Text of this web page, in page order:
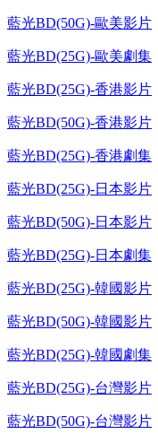
藍光BD(50G)-歐美影片
藍光BD(25G)-歐美劇集
藍光BD(25G)-香港影片
藍光BD(50G)-香港影片
藍光BD(25G)-香港劇集
藍光BD(25G)-日本影片
藍光BD(50G)-日本影片
藍光BD(25G)-日本劇集
藍光BD(25G)-韓國影片
藍光BD(50G)-韓國影片
藍光BD(25G)-韓國劇集
藍光BD(25G)-台灣影片
藍光BD(50G)-台灣影片